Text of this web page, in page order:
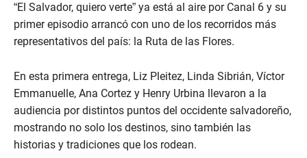
“El Salvador, quiero verte” ya está al aire por Canal 6 y su
primer episodio arrancó con uno de los recorridos más
representativos del país: la Ruta de las Flores.
En esta primera entrega, Liz Pleitez, Linda Sibrián, Víctor
Emmanuelle, Ana Cortez y Henry Urbina llevaron a la
audiencia por distintos puntos del occidente salvadoreño,
mostrando no solo los destinos, sino también las
historias y tradiciones que los rodean.